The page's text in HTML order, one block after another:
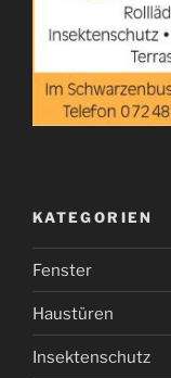
KATEGORIEN
Fenster
Haustüren
Insektenschutz